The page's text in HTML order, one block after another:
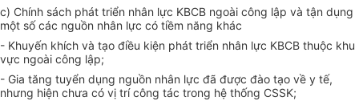
c) Chính sách phát triển nhân lực KBCB ngoài công lập và tận dụng
một số các nguồn nhân lực có tiềm năng khác
- Khuyến khích và tạo điều kiện phát triển nhân lực KBCB thuộc khu
vực ngoài công lập;
- Gia tăng tuyển dụng nguồn nhân lực đã được đào tạo về y tế,
nhưng hiện chưa có vị trí công tác trong hệ thống CSSK;